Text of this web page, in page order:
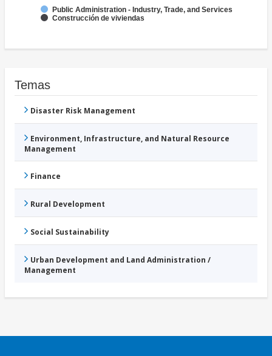
Public Administration - Industry, Trade, and Services
Construcción de viviendas
Temas
Disaster Risk Management
Environment, Infrastructure, and Natural Resource
Management
Finance
Rural Development
Social Sustainability
Urban Development and Land Administration /
Management